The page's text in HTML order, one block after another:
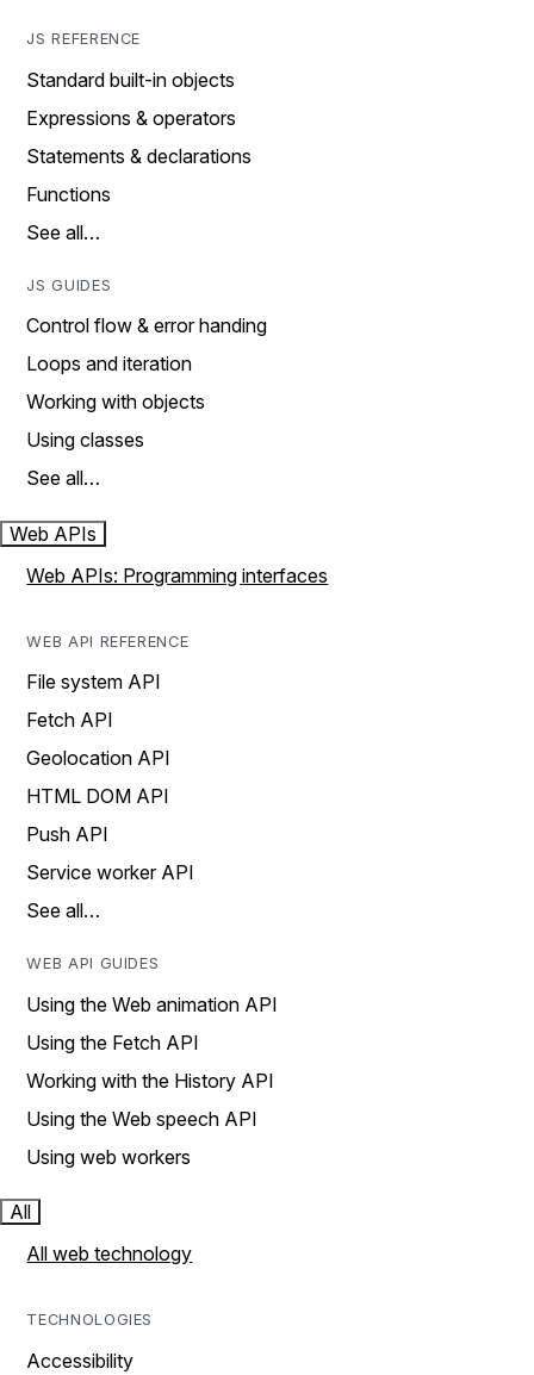
JS REFERENCE
Standard built-in objects
Expressions & operators
Statements & declarations
Functions
See all…
JS GUIDES
Control flow & error handing
Loops and iteration
Working with objects
Using classes
See all…
Web APIs
Web APIs: Programming interfaces
WEB API REFERENCE
File system API
Fetch API
Geolocation API
HTML DOM API
Push API
Service worker API
See all…
WEB API GUIDES
Using the Web animation API
Using the Fetch API
Working with the History API
Using the Web speech API
Using web workers
All
All web technology
TECHNOLOGIES
Accessibility